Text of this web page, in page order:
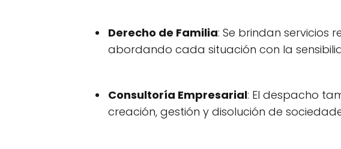
Derecho de Familia: Se brindan servicios
abordando cada situación con la
Consultoría Empresarial: El despacho
creación, gestión y disolución de